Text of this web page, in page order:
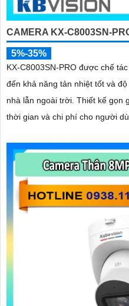
CAMERA KX-C8003SN-
5%-35%
KX-C8003SN-PRO được chế
đến khả năng tản nhiệt tốt và
nhà lẫn ngoài trời. Thiết kế gọn gàng, dễ dàng thi công, tiết kiệm
thời gian và chi phí cho người